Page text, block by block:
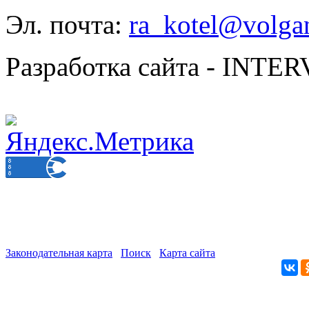
Эл. почта:
Разработка сайта -
Законодательная карта Поиск Карта сайта